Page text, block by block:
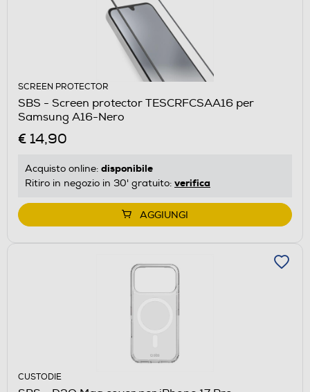
SCREEN PROTECTOR
SBS - Screen protector TESCRFCSAA16 per
Samsung A16-Nero
€ 14,90
Acquisto online: disponibile
Ritiro in negozio in 30' gratuito: verifica
AGGIUNGI
CUSTODIE